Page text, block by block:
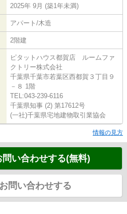
2025年 9月 (築1年未満)
アパート/木造
2階建
ピタットハウス都賀店 ルームファ
クトリー株式会社
千葉県千葉市若葉区西都賀３丁目９
－８ 1階
TEL:043-239-6116
千葉県知事 (2) 第17612号
(一社)千葉県宅地建物取引業協会
情報の見方
問い合わせする(無料)
問い合わせする